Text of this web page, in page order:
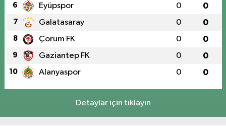
6 Eyüpspor 0 0
7 Galatasaray 0 0
8 Çorum FK 0 0
9 Gaziantep FK 0 0
10 Alanyaspor 0 0
Detaylar için tıklayın